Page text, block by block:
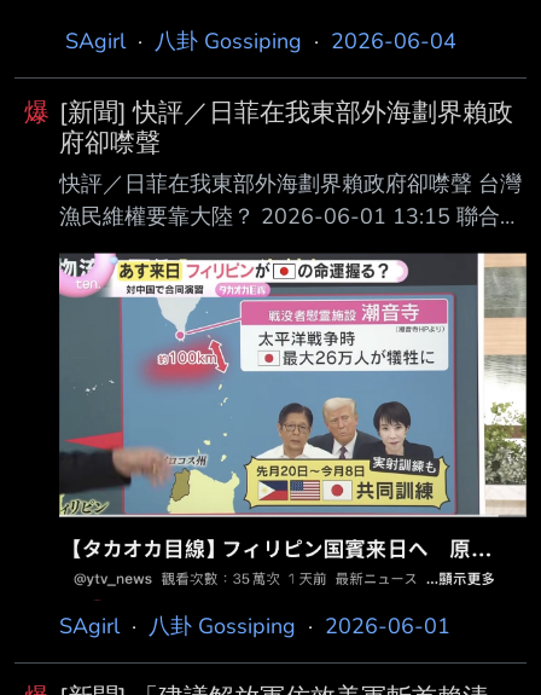
SAgirl· 八卦 Gossiping · 2026-06-04
爆 [新聞] 快評／日菲在我東部外海劃界賴政
府卻噤聲
快評／日菲在我東部外海劃界賴政府卻噤聲 台灣
漁民維權要靠大陸？ 2026-06-01 13:15 聯合報
／ 記者林則宏 民進黨政府面對中共一向姿態強
硬，但遇到了日本脊椎就會自動變軟？ 日本與菲
律賓在5月28日發表的聯合聲明中宣布，將正式
啟動專屬經濟區與大陸架劃界談 判。然而，日菲
將展開劃界談判的區域就位在我東部外海，與台
灣依法主張的專屬經濟區 部分重合，日菲將台灣
排除在外逕自展開談判，我外交部還表達肯定。
而賴政府的無所作 為也給了中國大陸介入的機
會。 中國海警局今早宣布，6月1日，中國海警岱
山艦編隊位「中
SAgirl· 八卦 Gossiping · 2026-06-01